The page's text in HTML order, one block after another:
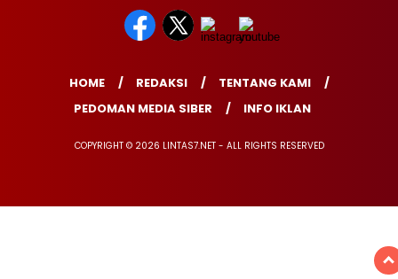
HOME REDAKSI
TENTANG KAMI
PEDOMAN MEDIA SIBER
INFO IKLAN
COPYRIGHT © 2026 LINTAS7.NET - ALL RIGHTS RESERVED